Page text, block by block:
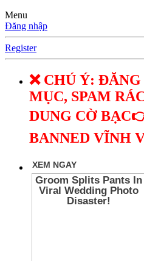
Menu
Đăng nhập
Register
❌ CHÚ Ý:
MỤC, SPAM
DUNG CỜ
BANNED VĨNH